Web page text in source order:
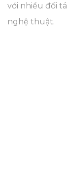
với nhiều đối
nghệ thuật.